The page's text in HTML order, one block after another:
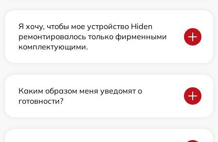
Я хочу, чтобы мое устройство Hiden
ремонтировалось только фирменными
комплектующими.
Каким образом меня уведомят о
готовности?